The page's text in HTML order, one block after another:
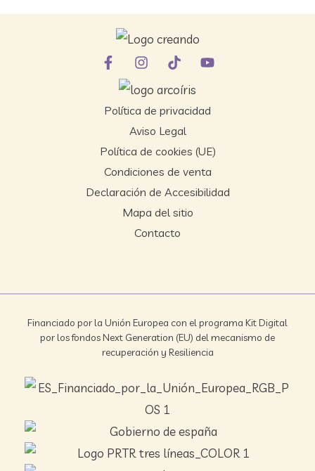
Política de privacidad
Aviso Legal
Política de cookies (UE)
Condiciones de venta
Declaración de Accesibilidad
Mapa del sitio
Contacto
Financiado por la Unión Europea con el programa Kit Digital
por los fondos Next Generation (EU) del mecanismo de
recuperación y Resiliencia